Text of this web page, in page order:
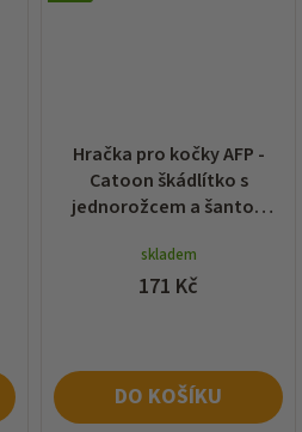
Hračka pro kočky AFP -
Catoon škádlítko s
jednorožcem a šantou
skladem
171 Kč
DO KOŠÍKU